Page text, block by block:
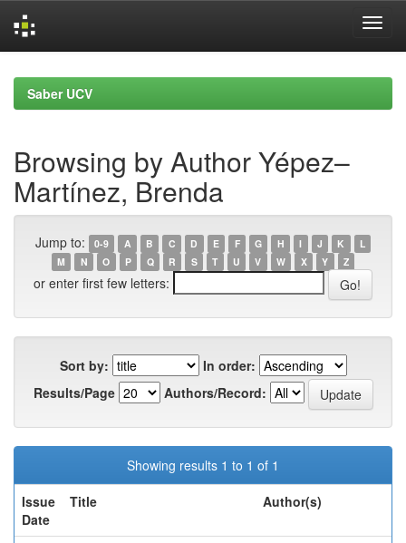
navigationSaber UCV
Browsing by Author Yépez–
Martínez, Brenda
Jump to: 0-9 A B C D E F G H I J K
L
M
N O P Q R S T U V W X Y Z
or enter first few letters:
Sort by:
In order:
Results/Page
Authors/Record:
Showing results 1 to 1 of 1
Issue
Date
Title Author(s)